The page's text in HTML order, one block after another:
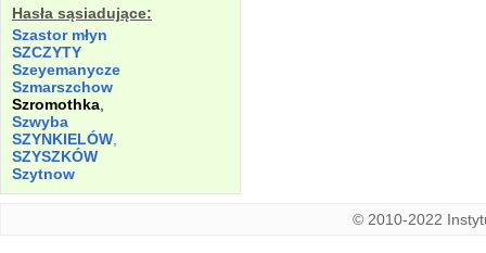
Hasła sąsiadujące:
Szastor młyn
SZCZYTY
Szeyemanycze
Szmarszchow
Szromothka
Szwyba
SZYNKIELÓW
SZYSZKÓW
Szytnow
© 2010-2022